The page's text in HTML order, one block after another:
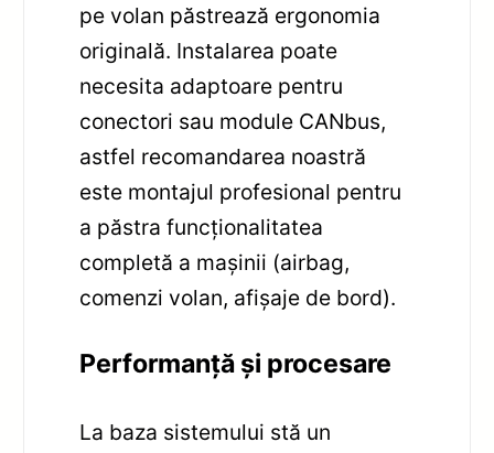
pe volan păstrează ergonomia
originală. Instalarea poate
necesita adaptoare pentru
conectori sau module CANbus,
astfel recomandarea noastră
este montajul profesional pentru
a păstra funcționalitatea
completă a mașinii (airbag,
comenzi volan, afișaje de bord).
Performanță și procesare
La baza sistemului stă un